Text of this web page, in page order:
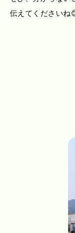
伝えてくださいね